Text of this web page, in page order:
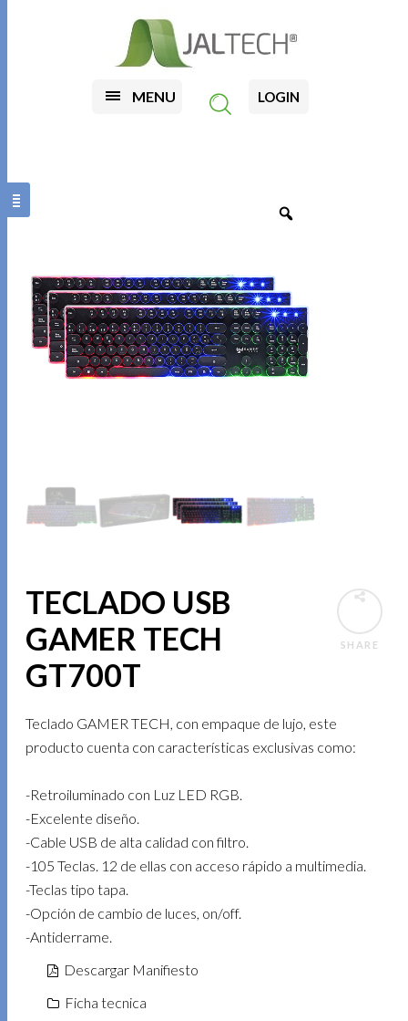
MENU LOGIN
SHARE
TECLADO USB
GAMER TECH
GT700T
Teclado GAMER TECH, con empaque de lujo, este
producto cuenta con características exclusivas como:
-Retroiluminado con Luz LED RGB.
-Excelente diseño.
-Cable USB de alta calidad con filtro.
-105 Teclas. 12 de ellas con acceso rápido a multimedia.
-Teclas tipo tapa.
-Opción de cambio de luces, on/off.
-Antiderrame.
Descargar Manifiesto
Ficha tecnica